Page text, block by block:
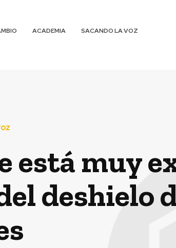
ACADEMIA
SACANDO LA VOZ
está muy
deshielo